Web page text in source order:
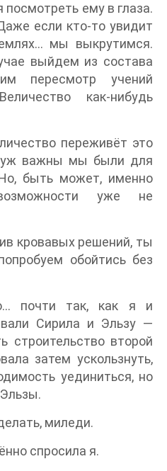
посмотреть ему в глаза.
если кто-то увидит
мы выкрутимся.
выйдем из состава
пересмотр учений
как-нибудь
переживёт это
уж важны мы были для
быть может, именно
уже не
кровавых решений, ты
обойтись без
почти так, как я и
Сирила и Эльзу —
строительство второй
затем ускользнуть,
уединиться, но
миледи.
спросила я.